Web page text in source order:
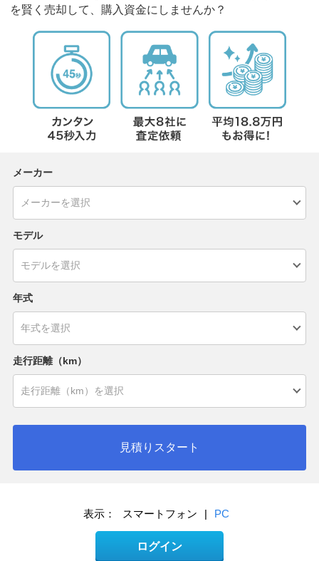
を賢く売却して、購入資金にしませんか？
メーカー
モデル
年式
走行距離（km）
見積りスタート
表示： スマートフォン | PC
ログイン